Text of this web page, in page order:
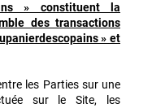
» constituent la
des transactions
» et
les Parties sur une
sur le Site, les